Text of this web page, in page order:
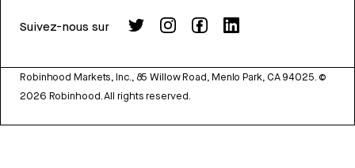
Suivez-nous sur
Robinhood Markets, Inc., 85 Willow Road, Menlo Park, CA 94025. ©
2026 Robinhood. All rights reserved.